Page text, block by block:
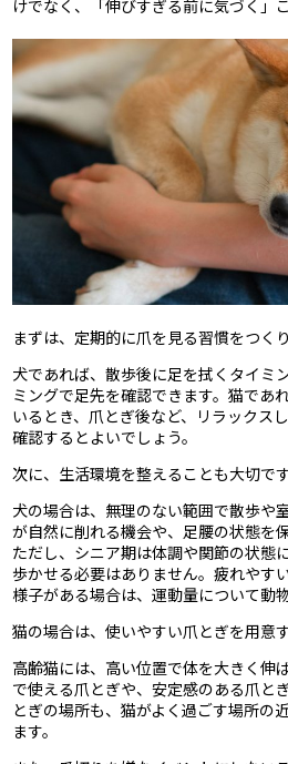
けでなく、「伸びすぎる前に気づく」
まずは、定期的に爪を見る習慣をつく
犬であれば、散歩後に足を拭くタイミ
ミングで足先を確認できます。猫であ
いるとき、爪とぎ後など、リラックス
確認するとよいでしょう。
次に、生活環境を整えることも大切です
犬の場合は、無理のない範囲で散歩や
が自然に削れる機会や、足腰の状態を
ただし、シニア期は体調や関節の状態
歩かせる必要はありません。疲れやす
様子がある場合は、運動量について動
猫の場合は、使いやすい爪とぎを用意
高齢猫には、高い位置で体を大きく伸
で使える爪とぎや、安定感のある爪と
とぎの場所も、猫がよく過ごす場所の
ます。